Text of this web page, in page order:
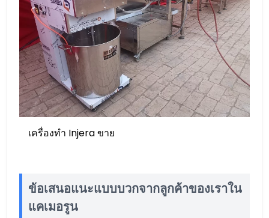
เครื่องทำ Injera ขาย
ข้อเสนอแนะแบบบวกจากลูกค้าของเราใน
แคเมอรูน